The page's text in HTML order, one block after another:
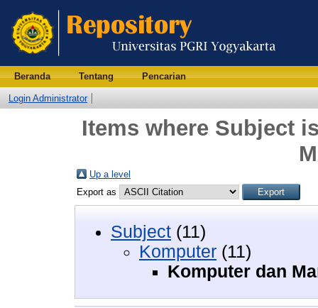
Beranda Tentang Pencarian
Login Administrator
Items where Subject
Up a level
Export as
Subject (11)
Komputer (11)
Komputer dan